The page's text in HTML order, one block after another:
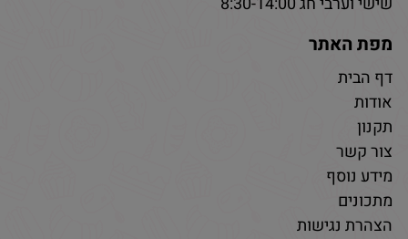
מפת האתר
דף הבית
אודות
תקנון
צור קשר
מידע נוסף
מתכונים
הצהרת נגישות